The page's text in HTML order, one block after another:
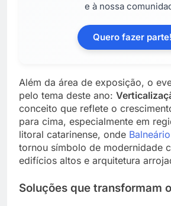
e à nossa
Quero fazer parte!
Além da área de exposição, o
pelo tema deste ano:
conceito que reflete o
para cima, especialmente em
litoral catarinense, onde
tornou símbolo de modernidade
edifícios altos e arquitetura
Soluções que transformam